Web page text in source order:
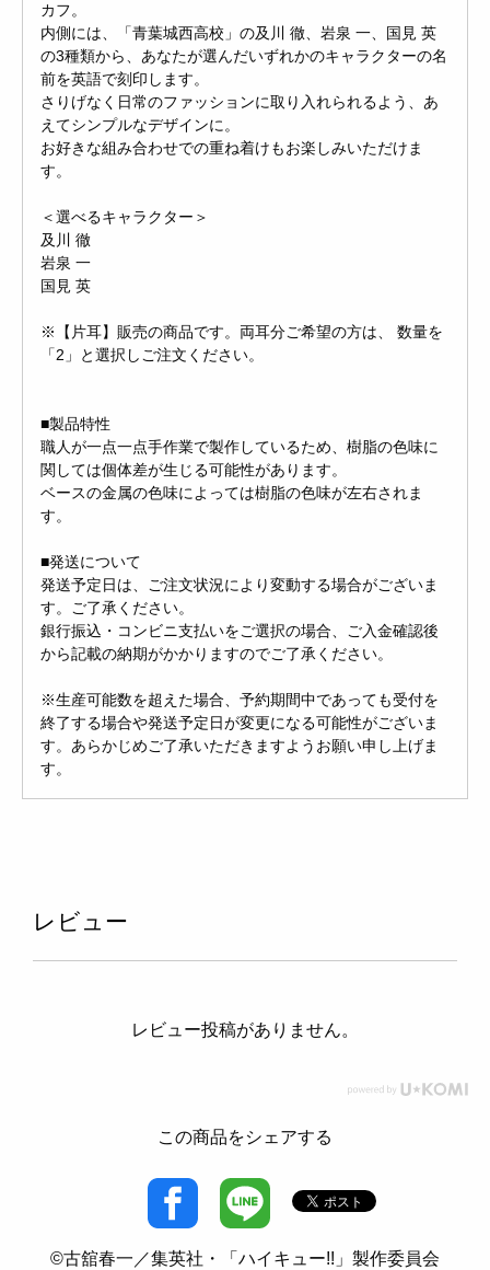
カフ。
内側には、「青葉城西高校」の及川 徹、岩泉 一、国見 英
の3種類から、あなたが選んだいずれかのキャラクターの名
前を英語で刻印します。
さりげなく日常のファッションに取り入れられるよう、あ
えてシンプルなデザインに。
お好きな組み合わせでの重ね着けもお楽しみいただけま
す。
＜選べるキャラクター＞
及川 徹
岩泉 一
国見 英
※【片耳】販売の商品です。両耳分ご希望の方は、 数量を
「2」と選択しご注文ください。
■製品特性
職人が一点一点手作業で製作しているため、樹脂の色味に
関しては個体差が生じる可能性があります。
ベースの金属の色味によっては樹脂の色味が左右されま
す。
■発送について
発送予定日は、ご注文状況により変動する場合がございま
す。ご了承ください。
銀行振込・コンビニ支払いをご選択の場合、ご入金確認後
から記載の納期がかかりますのでご了承ください。
※生産可能数を超えた場合、予約期間中であっても受付を
終了する場合や発送予定日が変更になる可能性がございま
す。あらかじめご了承いただきますようお願い申し上げま
す。
レビュー
レビュー投稿がありません。
この商品をシェアする
©古舘春一／集英社・「ハイキュー!!」製作委員会